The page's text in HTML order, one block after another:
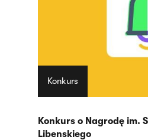
Konkurs
Konkurs o Nagrodę im.
Libenskiego